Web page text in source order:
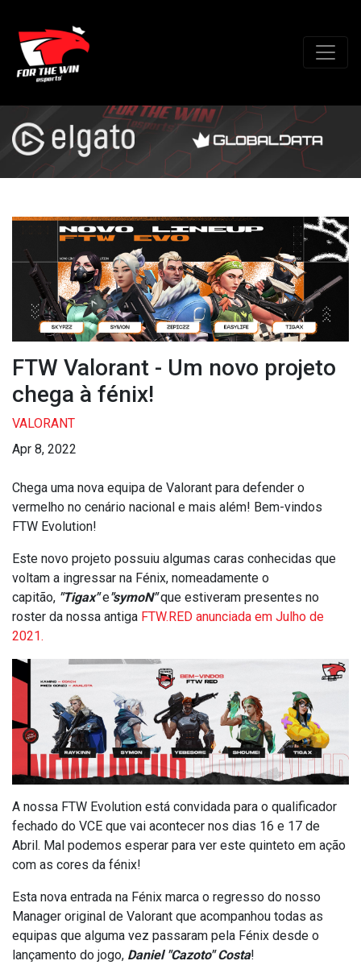
FTW Valorant - Um novo projeto
chega à fénix!
VALORANT
Apr 8, 2022
Chega uma nova equipa de Valorant para defender o
vermelho no cenário nacional e mais além! Bem-vindos
FTW Evolution!
Este novo projeto possuiu algumas caras conhecidas que
voltam a ingressar na Fénix, nomeadamente o
capitão, "Tigax"e"symoN"que estiveram presentes no
roster da nossa antiga FTW.RED anunciada em Julho de
2021.
A nossa FTW Evolution está convidada para o qualificador
fechado do VCE que vai acontecer nos dias 16 e 17 de
Abril. Mal podemos esperar para ver este quinteto em ação
com as cores da fénix!
Esta nova entrada na Fénix marca o regresso do nosso
Manager original de Valorant que acompanhou todas as
equipas que alguma vez passaram pela Fénix desde o
lançamento do jogo, Daniel "Cazoto" Costa!